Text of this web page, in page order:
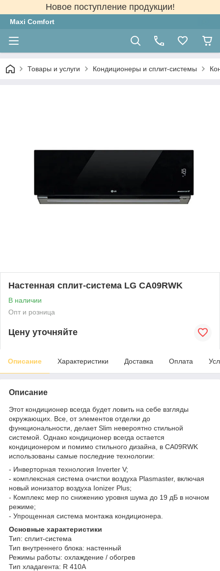
Новое поступление продукции!
Maxi Comfort
Товары и услуги Кондиционеры и сплит-системы
Настенная сплит-система LG CA09RWK
В наличии
Опт и розница
Цену уточняйте
Описание Характеристики Доставка Оплата
Описание
Этот кондиционер всегда будет ловить на себе взгляды
окружающих. Все, от элементов отделки до
функциональности, делает Slim невероятно стильной
системой. Однако кондиционер всегда остается
кондиционером и помимо стильного дизайна, в CA09RWK
использованы самые последние технологии:
- Инверторная технология Inverter V;
- комплексная система очистки воздуха Plasmaster, включая
новый ионизатор воздуха Ionizer Plus;
- Комплекс мер по снижению уровня шума до 19 дБ в ночном
режиме;
- Упрощенная система монтажа кондиционера.
Основные характеристики
Тип: сплит-система
Тип внутреннего блока: настенный
Режимы работы: охлаждение / обогрев
Тип хладагента: R 410A